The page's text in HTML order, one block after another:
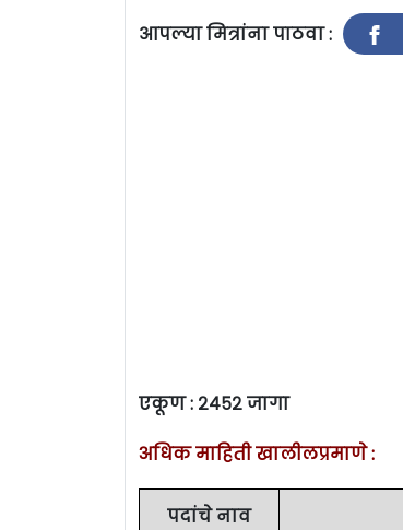
आपल्या मित्रांना पाठवा :
एकूण : २४५२ जागा
अधिक माहिती खालीलप्रमाणे :
पदांचे नाव